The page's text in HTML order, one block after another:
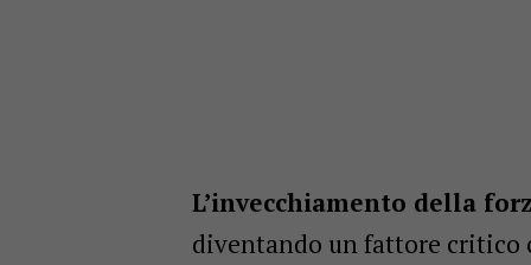
L’invecchiamento della
diventando un fattore critico